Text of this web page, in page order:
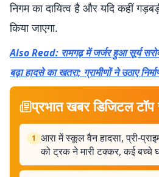
निगम का दायित्व है और यदि कहीं
किया जाएगा.
Also Read: रामगढ़ में जर्जर हुआ सूर्य
बढ़ा हादसे का खतरा; ग्रामीणों ने उठाए
प्रभात खबर डिजिटल टॉप
1 आरा में स्कूल वैन हादसा, प्री-
को ट्रक ने मारी टक्कर, कई बच्चे